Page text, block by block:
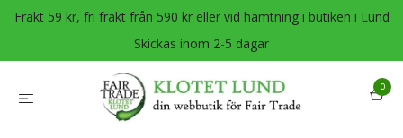
Frakt 59 kr, fri frakt från 590 kr eller vid hämtning i butiken i Lund
Skickas inom 2-5 dagar
0